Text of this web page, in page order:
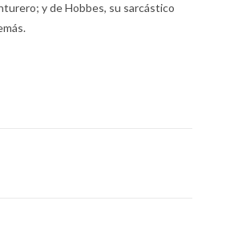
y de Hobbes, su sarcástico